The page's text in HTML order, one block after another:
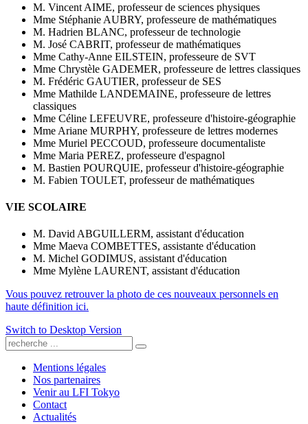
M. Vincent AIME, professeur de sciences physiques
Mme Stéphanie AUBRY, professeure de mathématiques
M. Hadrien BLANC, professeur de technologie
M. José CABRIT, professeur de mathématiques
Mme Cathy-Anne EILSTEIN, professeure de SVT
Mme Chrystèle GADEMER, professeure de lettres classiques
M. Frédéric GAUTIER, professeur de SES
Mme Mathilde LANDEMAINE, professeure de lettres
classiques
Mme Céline LEFEUVRE, professeure d'histoire-géographie
Mme Ariane MURPHY, professeure de lettres modernes
Mme Muriel PECCOUD, professeure documentaliste
Mme Maria PEREZ, professeure d'espagnol
M. Bastien POURQUIE, professeur d'histoire-géographie
M. Fabien TOULET, professeur de mathématiques
VIE SCOLAIRE
M. David ABGUILLERM, assistant d'éducation
Mme Maeva COMBETTES, assistante d'éducation
M. Michel GODIMUS, assistant d'éducation
Mme Mylène LAURENT, assistant d'éducation
Vous pouvez retrouver la photo de ces nouveaux personnels en
haute définition ici.
Switch to Desktop Version
Mentions légales
Nos partenaires
Venir au LFI Tokyo
Contact
Actualités